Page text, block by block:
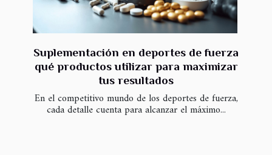
Suplementación en deportes de fuerza
qué productos utilizar para maximizar
tus resultados
En el competitivo mundo de los deportes de fuerza,
cada detalle cuenta para alcanzar el máximo...